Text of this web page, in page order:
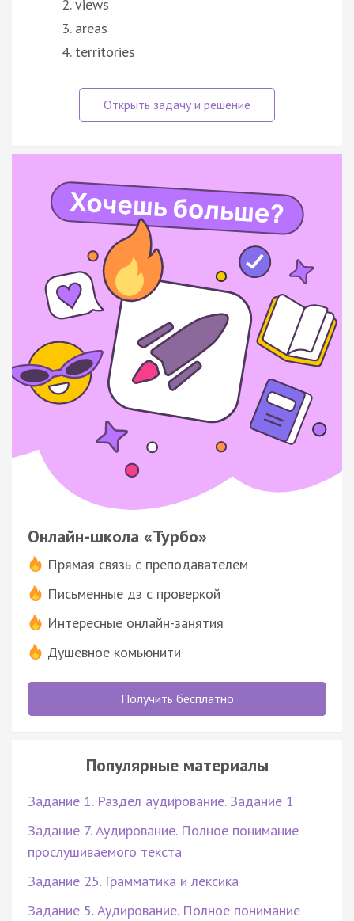
views
areas
territories
Онлайн-школа «Турбо»
Прямая связь с преподавателем
Письменные дз с проверкой
Интересные онлайн-занятия
Душевное комьюнити
Получить бесплатно
Популярные материалы
Задание 1. Раздел аудирование. Задание 1
Задание 7. Аудирование. Полное понимание
прослушиваемого текста
Задание 25. Грамматика и лексика
Задание 5. Аудирование. Полное понимание